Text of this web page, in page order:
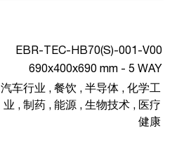
EBR-TEC-HB70(S)-001-V00
690x400x690 mm - 5 WAY
汽车行业 , 餐饮 , 半导体 , 化学工
业 , 制药 , 能源 , 生物技术 , 医疗
健康